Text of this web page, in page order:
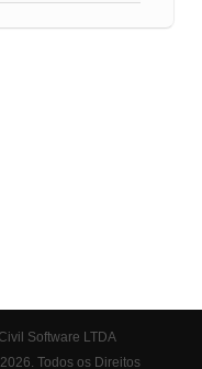
Software LTDA
Todos os Direitos